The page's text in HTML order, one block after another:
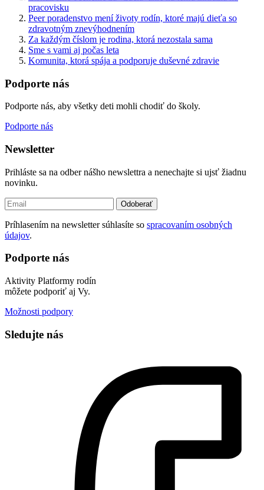
pracovisku
Peer poradenstvo mení životy rodín, ktoré majú dieťa so
zdravotným znevýhodnením
Za každým číslom je rodina, ktorá nezostala sama
Sme s vami aj počas leta
Komunita, ktorá spája a podporuje duševné zdravie
Podporte nás
Podporte nás, aby všetky deti mohli chodiť do školy.
Podporte nás
Newsletter
Prihláste sa na odber nášho newslettra a nenechajte si ujsť žiadnu
novinku.
Odoberať
Príhlasením na newsletter súhlasíte so spracovaním osobných
údajov.
Podporte nás
Aktivity Platformy rodín
môžete podporiť aj Vy.
Možnosti podpory
Sledujte nás